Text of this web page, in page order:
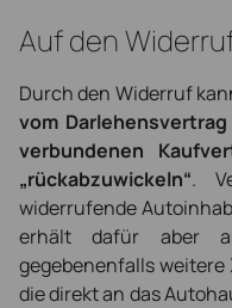
Auf den
Durch den Widerruf
vom
verbundenen
„rückabzuwickeln“.
widerrufende
erhält dafür aber
gegebenenfalls weitere
die direkt an das